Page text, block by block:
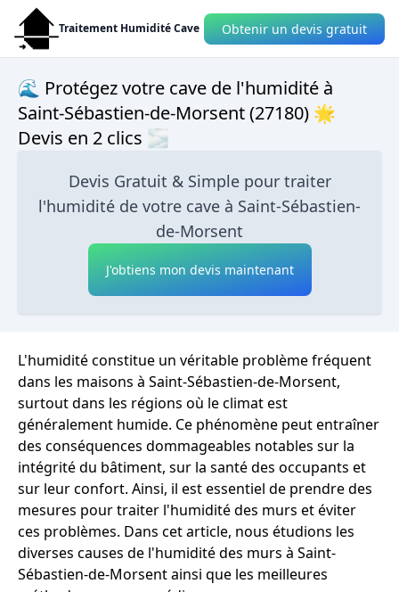
Traitement Humidité Cave Obtenir un devis gratuit
🌊 Protégez votre cave de l'humidité à
Saint-Sébastien-de-Morsent (27180) 🌟
Devis en 2 clics 🌫
Devis Gratuit & Simple pour traiter
l'humidité de votre cave à Saint-Sébastien-
de-Morsent
J'obtiens mon devis maintenant
L'humidité constitue un véritable problème fréquent
dans les maisons à Saint-Sébastien-de-Morsent,
surtout dans les régions où le climat est
généralement humide. Ce phénomène peut entraîner
des conséquences dommageables notables sur la
intégrité du bâtiment, sur la santé des occupants et
sur leur confort. Ainsi, il est essentiel de prendre des
mesures pour traiter l'humidité des murs et éviter
ces problèmes. Dans cet article, nous étudions les
diverses causes de l'humidité des murs à Saint-
Sébastien-de-Morsent ainsi que les meilleures